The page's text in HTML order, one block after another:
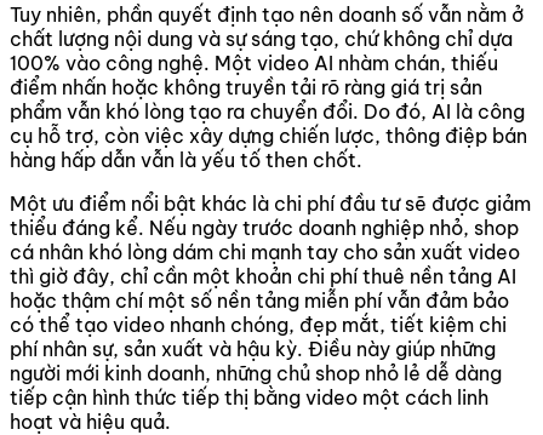
Tuy nhiên, phần quyết định tạo nên doanh số vẫn nằm ở
chất lượng nội dung và sự sáng tạo, chứ không chỉ dựa
100% vào công nghệ. Một video AI nhàm chán, thiếu
điểm nhấn hoặc không truyền tải rõ ràng giá trị sản
phẩm vẫn khó lòng tạo ra chuyển đổi. Do đó, AI là công
cụ hỗ trợ, còn việc xây dựng chiến lược, thông điệp bán
hàng hấp dẫn vẫn là yếu tố then chốt.
Một ưu điểm nổi bật khác là chi phí đầu tư sẽ được giảm
thiểu đáng kể. Nếu ngày trước doanh nghiệp nhỏ, shop
cá nhân khó lòng dám chi mạnh tay cho sản xuất video
thì giờ đây, chỉ cần một khoản chi phí thuê nền tảng AI
hoặc thậm chí một số nền tảng miễn phí vẫn đảm bảo
có thể tạo video nhanh chóng, đẹp mắt, tiết kiệm chi
phí nhân sự, sản xuất và hậu kỳ. Điều này giúp những
người mới kinh doanh, những chủ shop nhỏ lẻ dễ dàng
tiếp cận hình thức tiếp thị bằng video một cách linh
hoạt và hiệu quả.